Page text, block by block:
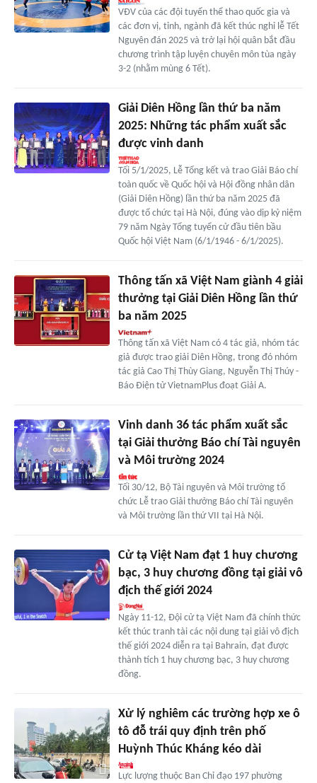
VĐV của các đội tuyển thể thao quốc gia và
các đơn vị, tỉnh, ngành đã kết thúc nghỉ lễ Tết
Nguyên đán 2025 và trở lại hội quân bắt đầu
chương trình tập luyện chuyên môn tùa ngày
3-2 (nhằm mùng 6 Tết).
Giải Diên Hồng lần thứ ba năm
2025: Những tác phẩm xuất sắc
được vinh danh
Tối 5/1/2025, Lễ Tổng kết và trao Giải Báo chí
toàn quốc về Quốc hội và Hội đồng nhân dân
(Giải Diên Hồng) lần thứ ba năm 2025 đã
được tổ chức tại Hà Nội, đúng vào dịp kỷ niệm
79 năm Ngày Tổng tuyển cử đầu tiên bầu
Quốc hội Việt Nam (6/1/1946 - 6/1/2025).
Thông tấn xã Việt Nam giành 4 giải
thưởng tại Giải Diên Hồng lần thứ
ba năm 2025
Thông tấn xã Việt Nam có 4 tác giả, nhóm tác
giả được trao giải Diên Hồng, trong đó nhóm
tác giả Cao Thị Thùy Giang, Nguyễn Thị Thúy -
Báo Điện tử VietnamPlus đoạt Giải A.
Vinh danh 36 tác phẩm xuất sắc
tại Giải thưởng Báo chí Tài nguyên
và Môi trường 2024
Tối 30/12, Bộ Tài nguyên và Môi trường tổ
chức Lễ trao Giải thưởng Báo chí Tài nguyên
và Môi trường lần thứ VII tại Hà Nội.
Cử tạ Việt Nam đạt 1 huy chương
bạc, 3 huy chương đồng tại giải vô
địch thế giới 2024
Ngày 11-12, Đội cử tạ Việt Nam đã chính thức
kết thúc tranh tài các nội dung tại giải vô địch
thế giới 2024 diễn ra tại Bahrain, đạt được
thành tích 1 huy chương bạc, 3 huy chương
đồng.
Xử lý nghiêm các trường hợp xe ô
tô đỗ trái quy định trên phố
Huỳnh Thúc Kháng kéo dài
Lực lượng thuộc Ban Chỉ đạo 197 phường